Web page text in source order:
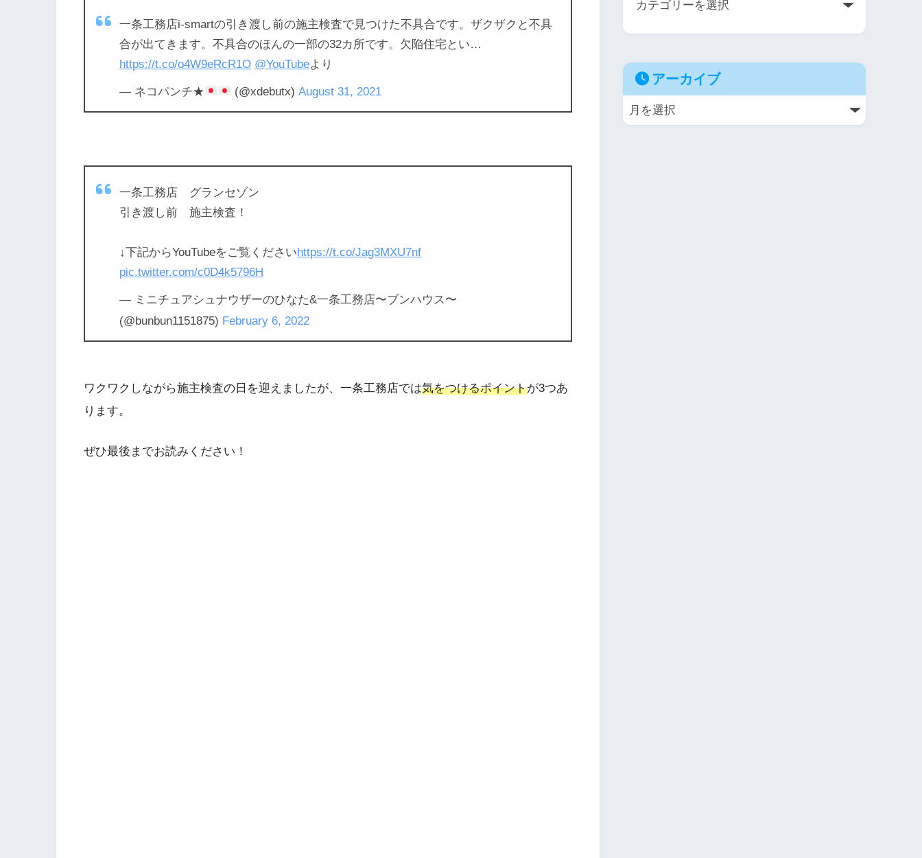
一条工務店i-smartの引き渡し前の施主検査で見つけた不具合です。ザクザクと不具
合が出てきます。不具合のほんの一部の32カ所です。欠陥住宅とい…
https://t.co/o4W9eRcR1O @YouTubeより
— ネコパンチ★ (@xdebutx) August 31, 2021
一条工務店 グランセゾン
引き渡し前 施主検査！
↓下記からYouTubeをご覧くださいhttps://t.co/Jag3MXU7nf
pic.twitter.com/c0D4k5796H
— ミニチュアシュナウザーのひなた&一条工務店〜ブンハウス〜
(@bunbun1151875) February 6, 2022
ワクワクしながら施主検査の日を迎えましたが、一条工務店では気をつけるポイントが3つあ
ります。
ぜひ最後までお読みください！
アーカイブ